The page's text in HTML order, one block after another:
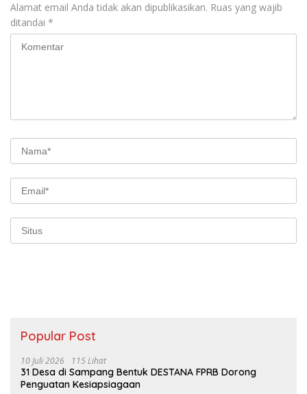
Alamat email Anda tidak akan dipublikasikan. Ruas yang wajib
ditandai *
Popular Post
10 Juli 2026 115 Lihat
31 Desa di Sampang Bentuk DESTANA FPRB Dorong
Penguatan Kesiapsiagaan